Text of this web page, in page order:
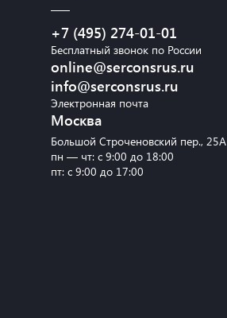
+7 (495) 274-01-01
Бесплатный звонок по России
online@serconsrus.ru
info@serconsrus.ru
Электронная почта
Москва
Большой Строченовский пер., 25А
пн — чт: с 9:00 до 18:00
пт: с 9:00 до 17:00